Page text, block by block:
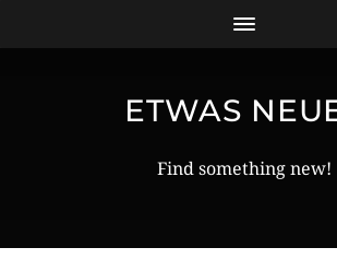
ETWAS
Find something new!